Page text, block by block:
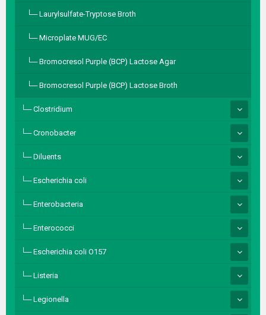
Laurylsulfate-Tryptose Broth
Microplate MUG/EC
Bromocresol Purple (BCP) Lactose Agar
Bromocresol Purple (BCP) Lactose Broth
Clostridium
Cronobacter
Diluents
Escherichia coli
Enterobacteria
Enterococci
Escherichia coli O157
Listeria
Legionella